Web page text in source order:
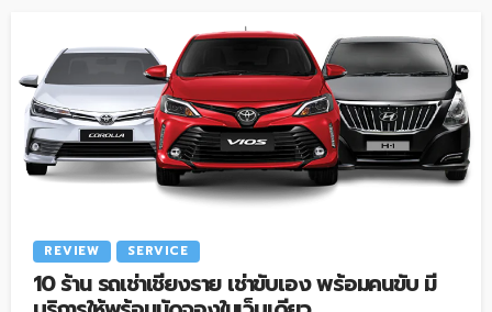
REVIEW SERVICE
10 ร้าน รถเช่าเชียงราย เช่าขับเอง พร้อมคนขับ มี